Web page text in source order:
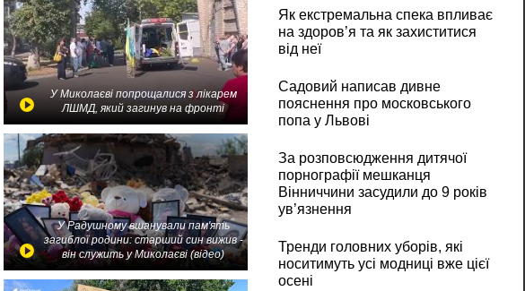
У Миколаєві попрощалися з лікарем
ЛШМД, який загинув на фронті
У Радушному вшанували пам'ять
загиблої родини: старший син вижив -
він служить у Миколаєві (відео)
Як екстремальна спека впливає
на здоров’я та як захиститися
від неї
Садовий написав дивне
пояснення про московського
попа у Львові
За розповсюдження дитячої
порнографії мешканця
Вінниччини засудили до 9 років
ув’язнення
Тренди головних уборів, які
носитимуть усі модниці вже цієї
осені